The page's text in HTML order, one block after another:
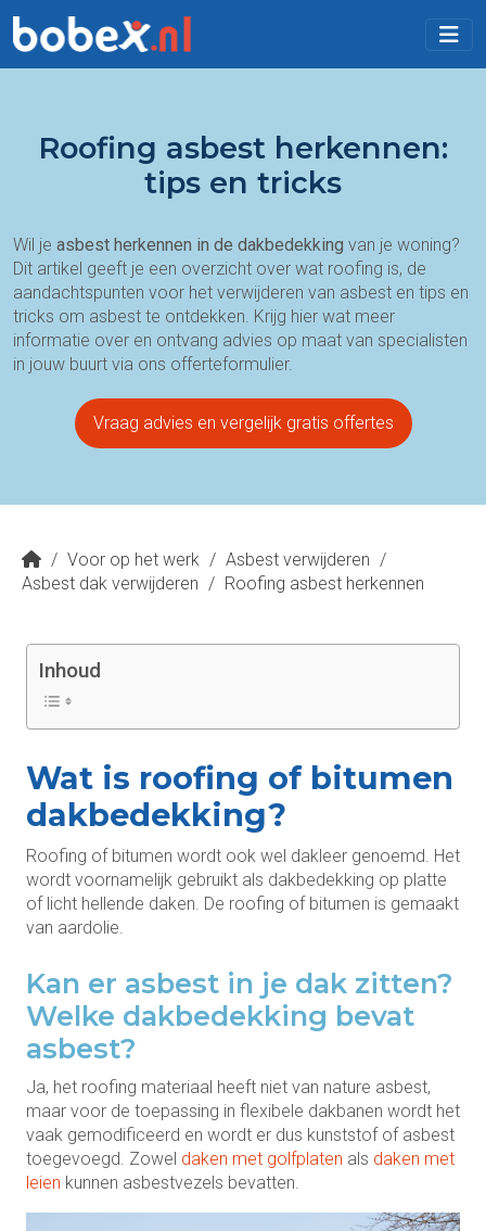
Roofing asbest herkennen:
tips en tricks
Wil je asbest herkennen in de dakbedekking van je woning?
Dit artikel geeft je een overzicht over wat roofing is, de
aandachtspunten voor het verwijderen van asbest en tips en
tricks om asbest te ontdekken. Krijg hier wat meer
informatie over en ontvang advies op maat van specialisten
in jouw buurt via ons offerteformulier.
Vraag advies en vergelijk gratis offertes
/ Voor op het werk / Asbest verwijderen /
Asbest dak verwijderen / Roofing asbest herkennen
Inhoud
Wat is roofing of bitumen
dakbedekking?
Roofing of bitumen wordt ook wel dakleer genoemd. Het
wordt voornamelijk gebruikt als dakbedekking op platte
of licht hellende daken. De roofing of bitumen is gemaakt
van aardolie.
Kan er asbest in je dak zitten?
Welke dakbedekking bevat
asbest?
Ja, het roofing materiaal heeft niet van nature asbest,
maar voor de toepassing in flexibele dakbanen wordt het
vaak gemodificeerd en wordt er dus kunststof of asbest
toegevoegd. Zowel daken met golfplaten als daken met
leien kunnen asbestvezels bevatten.